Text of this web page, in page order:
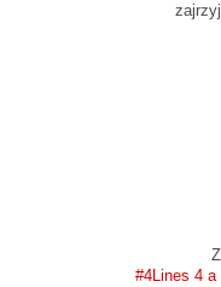
#4Lines 4 a